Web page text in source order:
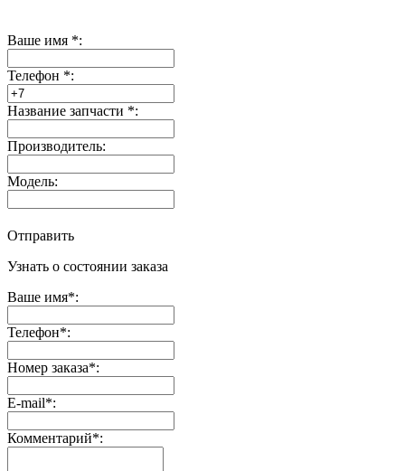
Ваше имя *:
Телефон *:
Название запчасти *:
Производитель:
Модель:
Отправить
Узнать о состоянии заказа
Ваше имя*:
Телефон*:
Номер заказа*:
E-mail*:
Комментарий*: